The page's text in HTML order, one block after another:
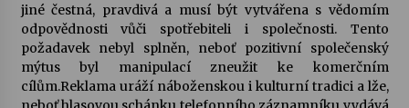
jiné čestná, pravdivá a musí být vytvářena s vědomím
odpovědnosti vůči spotřebiteli i společnosti. Tento
požadavek nebyl splněn, neboť pozitivní společenský
mýtus byl manipulací zneužit ke komerčním
cílům.Reklama uráží náboženskou i kulturní tradici a lže,